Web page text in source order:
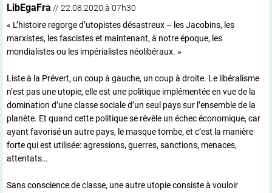
LibEgaFra // 22.08.2020 à 07h30
« L’histoire regorge d’utopistes désastreux – les Jacobins, les
marxistes, les fascistes et maintenant, à notre époque, les
mondialistes ou les impérialistes néolibéraux. »
Liste à la Prévert, un coup à gauche, un coup à droite. Le libéralisme
n’est pas une utopie, elle est une politique implémentée en vue de la
domination d’une classe sociale d’un seul pays sur l’ensemble de la
planète. Et quand cette politique se révèle un échec économique, car
ayant favorisé un autre pays, le masque tombe, et c’est la manière
forte qui est utilisée: agressions, guerres, sanctions, menaces,
attentats…
Sans conscience de classe, une autre utopie consiste à vouloir